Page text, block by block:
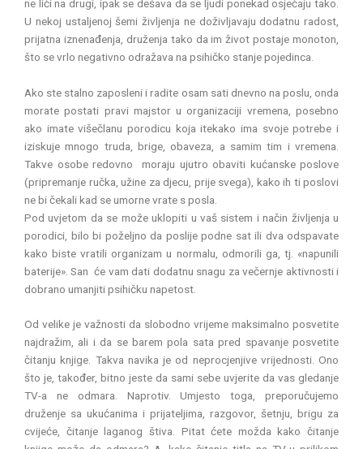
ne liči na drugi, ipak se dešava da se ljudi ponekad osjećaju tako.
U nekoj ustaljenoj šemi življenja ne doživljavaju dodatnu radost,
prijatna iznenađenja, druženja tako da im život postaje monoton,
što se vrlo negativno odražava na psihičko stanje pojedinca.
Ako ste stalno zaposleni i radite osam sati dnevno na poslu, onda
morate postati pravi majstor u organizaciji vremena, posebno
ako imate višečlanu porodicu koja itekako ima svoje potrebe i
iziskuje mnogo truda, brige, obaveza, a samim tim i vremena.
Takve osobe redovno moraju ujutro obaviti kućanske poslove
(pripremanje ručka, užine za djecu, prije svega), kako ih ti poslovi
ne bi čekali kad se umorne vrate s posla.
Pod uvjetom da se može uklopiti u vaš sistem i način življenja u
porodici, bilo bi poželjno da poslije podne sat ili dva odspavate
kako biste vratili organizam u normalu, odmorili ga, tj. «napunili
baterije». San će vam dati dodatnu snagu za večernje aktivnosti i
dobrano umanjiti psihičku napetost.
Od velike je važnosti da slobodno vrijeme maksimalno posvetite
najdražim, ali i da se barem pola sata pred spavanje posvetite
čitanju knjige. Takva navika je od neprocjenjive vrijednosti. Ono
što je, također, bitno jeste da sami sebe uvjerite da vas gledanje
TV-a ne odmara. Naprotiv. Umjesto toga, preporučujemo
druženje sa ukućanima i prijateljima, razgovor, šetnju, brigu za
cvijeće, čitanje laganog štiva. Pitat ćete možda kako čitanje